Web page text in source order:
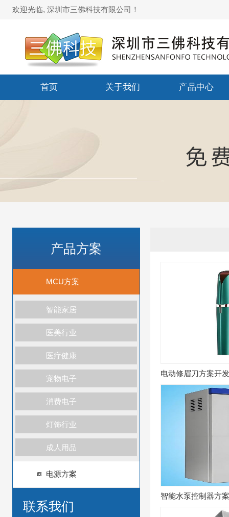
欢迎光临, 深圳市三佛科技有限公司！
首页 关于我们 产品中心
产品方案
MCU方案
智能家居
医美行业
医疗健康
宠物电子
消费电子
灯饰行业
成人用品
电源方案
联系我们
电动修眉刀方案开
智能水泵控制器方